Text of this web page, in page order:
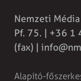
Nemzeti
Pf. 75. | +36
(fax) |
Alapító-